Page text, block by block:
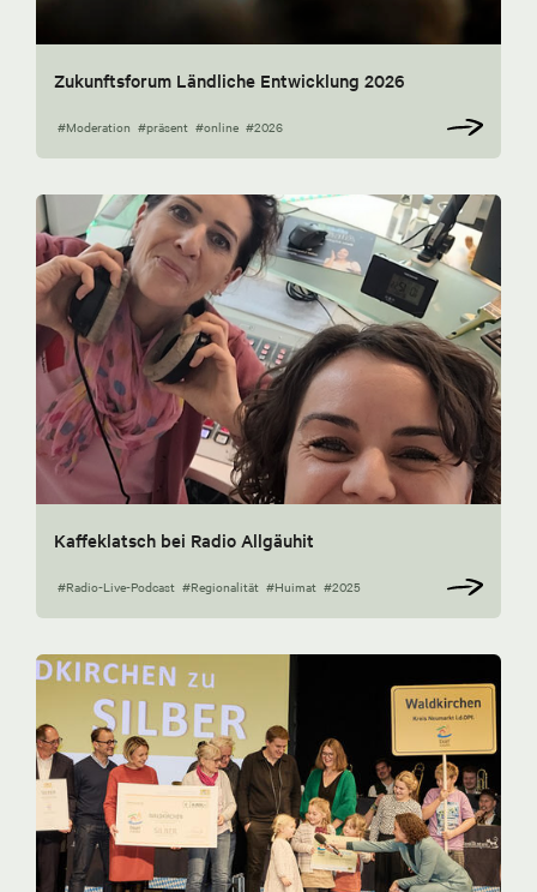
Zukunftsforum Ländliche Entwicklung 2026
#Moderation #präsent #online #2026
Kaffeklatsch bei Radio Allgäuhit
#Radio-Live-Podcast #Regionalität #Huimat #2025